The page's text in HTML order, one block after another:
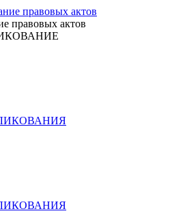
правовых актов